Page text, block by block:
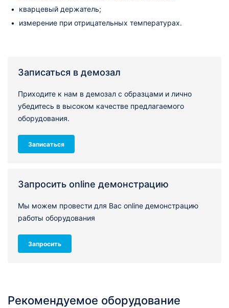
кварцевый держатель;
измерение при отрицательных температурах.
Записаться в демозал
Приходите к нам в демозал с образцами и лично
убедитесь в высоком качестве предлагаемого
оборудования.
Записаться
Запросить online демонстрацию
Мы можем провести для Вас online демонстрацию
работы оборудования
Запросить
Рекомендуемое оборудование